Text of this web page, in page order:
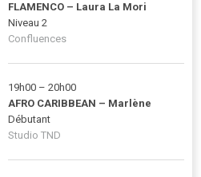
FLAMENCO – Laura La Mori
Niveau 2
Confluences
19h00 – 20h00
AFRO CARIBBEAN – Marlène
Débutant
Studio TND